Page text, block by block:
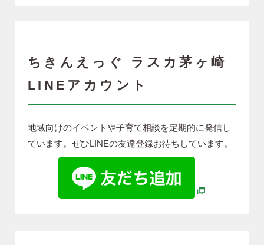
ちきんえっぐ ラスカ茅ヶ崎
LINEアカウント
地域向けのイベントや子育て相談を定期的に発信し
ています。ぜひLINEの友達登録お待ちしています。